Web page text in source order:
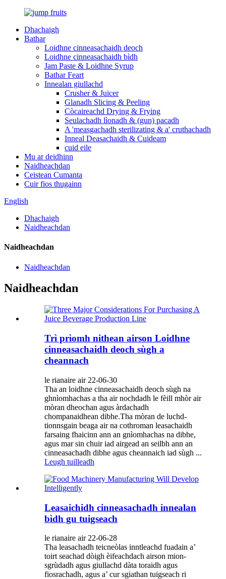
Dhachaigh
Bathar
Loidhne cinneasachaidh deoch
Loidhne cinneasachaidh bìdh
Jam Paste & Loidhne Syrup
Bathar Feart
Innealan giullachd
Crusher & Juicer
Glanadh Slicing & Peeling
Còcaireachd Drying & Frying
Seulachadh lìonadh & (gun) pacadh
A 'measgachadh sterilizating & a' cruthachadh
Inneal Deasachaidh & Cuideam
cuid eile
Mu ar deidhinn
Naidheachdan
Ceistean Cumanta
Cuir fios thugainn
English
Dhachaigh
Naidheachdan
Naidheachdan
Naidheachdan
Naidheachdan
Trì prìomh nithean airson Loidhne
cinneasachaidh deoch sùgh a
cheannach
le rianaire air 22-06-30
Tha an loidhne cinneasachaidh deoch sùgh na
ghnìomhachas a tha air nochdadh le fèill mhòr air
mòran dheochan agus àrdachadh
chompanaidhean dibhe.Tha mòran de luchd-
tionnsgain beaga air na cothroman leasachaidh
farsaing fhaicinn ann an gnìomhachas na dibhe,
agus mar sin chuir iad airgead an seilbh ann an
cinneasachadh dibhe agus cheannaich iad sùgh ...
Leugh tuilleadh
Leasaichidh cinneasachadh innealan
bìdh gu tuigseach
le rianaire air 22-06-28
Tha leasachadh teicneòlas inntleachd fuadain a’
toirt seachad dòigh èifeachdach airson mion-
sgrùdadh agus giullachd dàta toraidh agus
fiosrachadh, agus a’ cur sgiathan tuigseach ri